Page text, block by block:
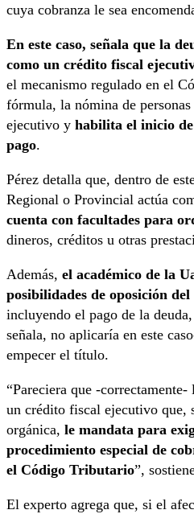
cuya cobranza le sea
En este caso, señala que la
como un crédito fiscal
el mecanismo regulado en el
fórmula, la nómina de
ejecutivo y habilita el inicio
pago.
Pérez detalla que, dentro de
Regional o Provincial actúa
cuenta con facultades para
dineros, créditos u otras
Además, el académico de la
posibilidades de oposición
incluyendo el pago de la
señala, no aplicaría en este
empecer el título.
“Pareciera que -
un crédito fiscal ejecutivo que,
orgánica, le mandata para
procedimiento especial de
el Código Tributario”,
El experto agrega que, si el